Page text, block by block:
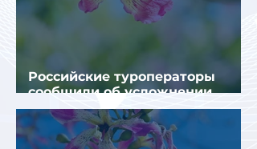
Российские туроператоры
сообщили об усложнении
получения виз в Грецию